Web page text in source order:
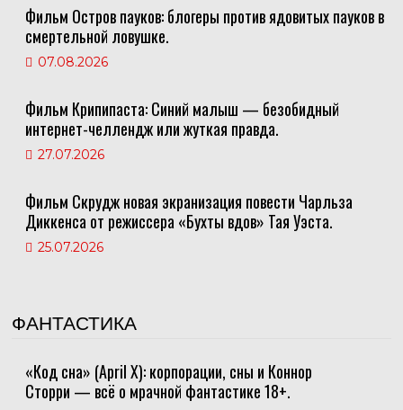
Фильм Остров пауков: блогеры против ядовитых пауков в
смертельной ловушке.
07.08.2026
Фильм Крипипаста: Синий малыш — безобидный
интернет-челлендж или жуткая правда.
27.07.2026
Фильм Скрудж новая экранизация повести Чарльза
Диккенса от режиссера «Бухты вдов» Тая Уэста.
25.07.2026
ФАНТАСТИКА
«Код сна» (April X): корпорации, сны и Коннор
Сторри — всё о мрачной фантастике 18+.